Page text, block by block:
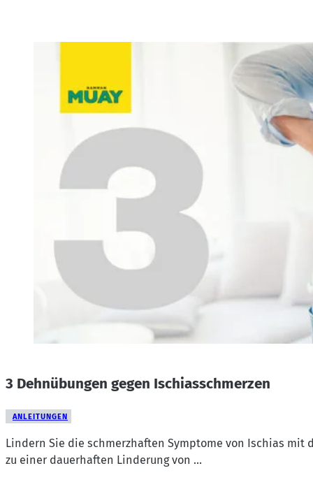
3 Dehnübungen gegen Ischiasschmerzen
ANLEITUNGEN
Lindern Sie die schmerzhaften Symptome von Ischias
zu einer dauerhaften Linderung von …